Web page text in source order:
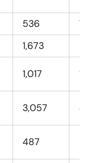
536
1,673
1,017
3,057
487